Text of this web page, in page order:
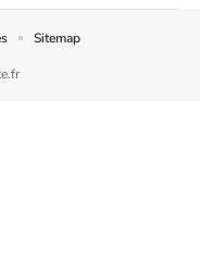
Sitemap